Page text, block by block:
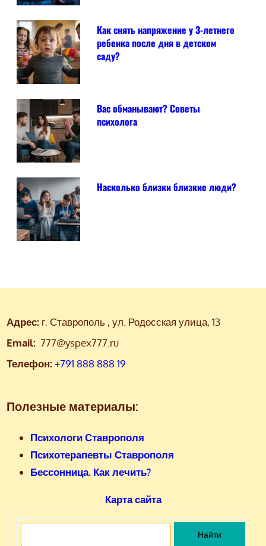
Как снять напряжение у 3-летнего
ребенка после дня в детском
саду?
Вас обманывают? Советы
психолога
Насколько близки близкие люди?
Адрес: г. Ставрополь , ул. Родосская улица, 13
Email: 777@yspex777.ru
Телефон: +791 888 888 19
Полезные материалы:
Психологи Ставрополя
Психотерапевты Ставрополя
Бессонница. Как лечить?
Карта сайта